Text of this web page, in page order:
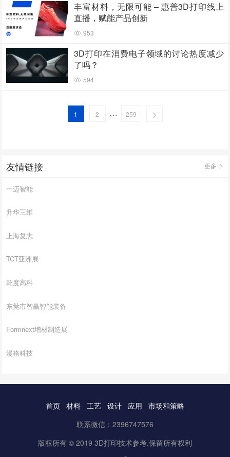
丰富材料，无限可能 – 惠普3D打印线上
直播，赋能产品创新
953
3D打印在消费电子领域的讨论热度减少
了吗？
594
1 2 … 259
友情链接 更多
一迈智能
升华三维
上海复志
TCT亚洲展
乾度高科
东莞市智赢智能装备
Formnext增材制造展
漫格科技
首页 材料 工艺 设计 应用
市场和策略
联系微信：2396747576
版权所有 © 2019 3D打印技术参考.保留所有权利